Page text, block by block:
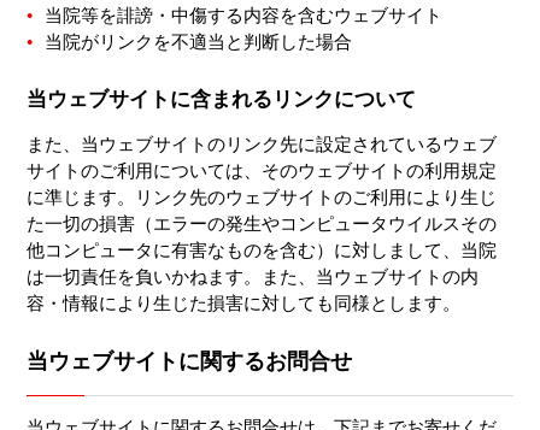
当院等を誹謗・中傷する内容を含むウェブサイト
当院がリンクを不適当と判断した場合
当ウェブサイトに含まれるリンクについて
また、当ウェブサイトのリンク先に設定されているウェブ
サイトのご利用については、そのウェブサイトの利用規定
に準じます。リンク先のウェブサイトのご利用により生じ
た一切の損害（エラーの発生やコンピュータウイルスその
他コンピュータに有害なものを含む）に対しまして、当院
は一切責任を負いかねます。また、当ウェブサイトの内
容・情報により生じた損害に対しても同様とします。
当ウェブサイトに関するお問合せ